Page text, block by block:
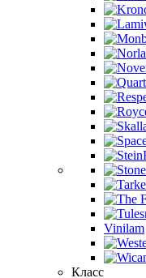
Vinilam
Класс